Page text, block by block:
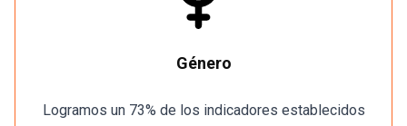
Género
Logramos un 73% de los indicadores establecidos